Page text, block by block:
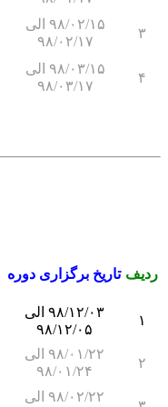
۳
۹۸/۰۲/۱۵ الی
۹۸/۰۲/۱۷
۴
۹۸/۰۳/۱۵ الی
۹۸/۰۳/۱۷
ردیف تاریخ برگزاری دوره
۱
۹۸/۱۲/۰۳ الی
۹۸/۱۲/۰۵
۲
۹۸/۰۱/۲۲ الی
۹۸/۰۱/۲۴
۹۸/۰۲/۲۲ الی